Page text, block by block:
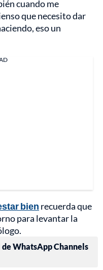
cuando me
que necesito dar
eso un
bien recuerda que
para levantar la
WhatsApp Channels